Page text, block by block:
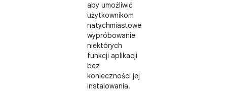
aby umożliwić
użytkownikom
natychmiastowe
wypróbowanie
niektórych
funkcji aplikacji
bez
konieczności jej
instalowania.